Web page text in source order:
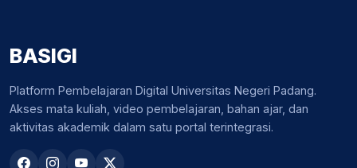
BASIGI
Platform Pembelajaran Digital Universitas Negeri Padang.
Akses mata kuliah, video pembelajaran, bahan ajar, dan
aktivitas akademik dalam satu portal terintegrasi.